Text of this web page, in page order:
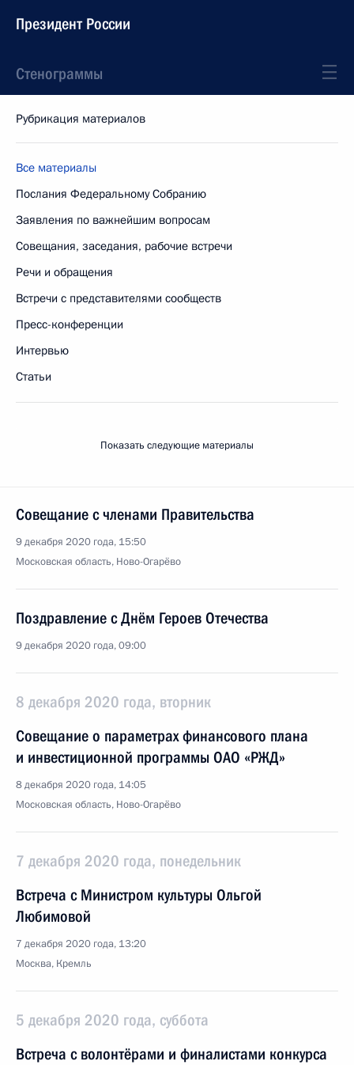
Президент России
Стенограммы
Рубрикация материалов
Все материалы
Послания Федеральному Собранию
Заявления по важнейшим вопросам
Совещания, заседания, рабочие встречи
Речи и обращения
Встречи с представителями сообществ
Пресс-конференции
Интервью
Статьи
Показать следующие материалы
Совещание с членами Правительства
9 декабря 2020 года, 15:50
Московская область, Ново-Огарёво
Поздравление с Днём Героев Отечества
9 декабря 2020 года, 09:00
8 декабря 2020 года, вторник
Совещание о параметрах финансового плана
и инвестиционной программы ОАО «РЖД»
8 декабря 2020 года, 14:05
Московская область, Ново-Огарёво
7 декабря 2020 года, понедельник
Встреча с Министром культуры Ольгой
Любимовой
7 декабря 2020 года, 13:20
Москва, Кремль
5 декабря 2020 года, суббота
Встреча с волонтёрами и финалистами конкурса